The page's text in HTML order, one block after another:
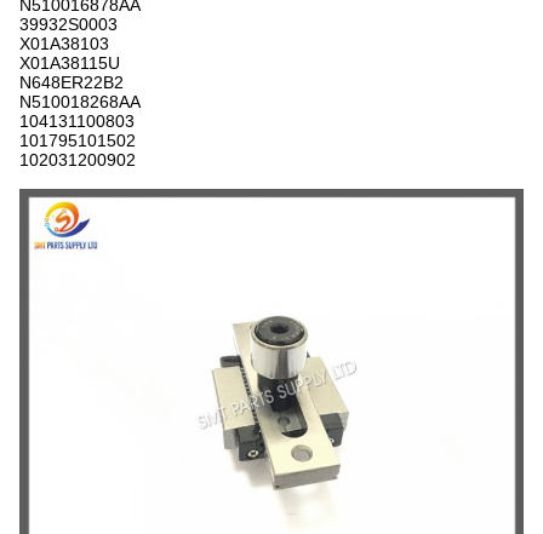
N510016878AA
39932S0003
X01A38103
X01A38115U
N648ER22B2
N510018268AA
104131100803
101795101502
102031200902